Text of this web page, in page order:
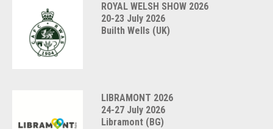
ROYAL WELSH SHOW 2026
20-23 July 2026
Builth Wells (UK)
LIBRAMONT 2026
24-27 July 2026
Libramont (BG)